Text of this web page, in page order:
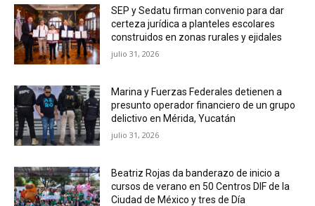
SEP y Sedatu firman convenio para dar
certeza jurídica a planteles escolares
construidos en zonas rurales y ejidales
julio 31, 2026
Marina y Fuerzas Federales detienen a
presunto operador financiero de un grupo
delictivo en Mérida, Yucatán
julio 31, 2026
Beatriz Rojas da banderazo de inicio a
cursos de verano en 50 Centros DIF de la
Ciudad de México y tres de Día